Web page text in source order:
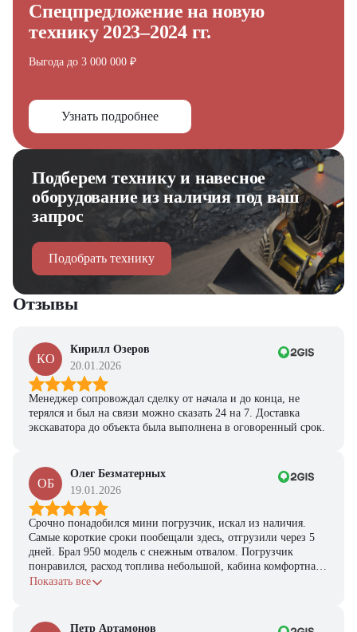
Спецпредложение на новую
технику 2023–2024 гг.
Выгода до 3 000 000 ₽
Узнать подробнее
Подберем технику и навесное
оборудование из наличия под ваш
запрос
Подобрать технику
Отзывы
КО
Кирилл Озеров
20.01.2026
Менеджер сопровождал сделку от начала и до конца, не
терялся и был на связи можно сказать 24 на 7. Доставка
экскаватора до объекта была выполнена в оговоренный срок.
ОБ
Олег Безматерных
19.01.2026
Срочно понадобился мини погрузчик, искал из наличия.
Самые короткие сроки пообещали здесь, отгрузили через 5
дней. Брал 950 модель с снежным отвалом. Погрузчик
понравился, расход топлива небольшой, кабина комфортная,
с задачами справляется.
Показать все
Петр Артамонов